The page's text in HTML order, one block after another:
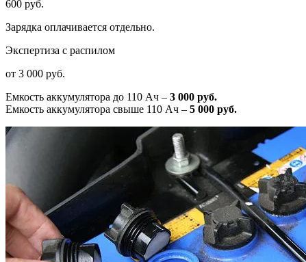
600 руб.
Зарядка оплачивается отдельно.
Экспертиза с распилом
от 3 000 руб.
Емкость аккумулятора до 110 Ач – 3 000 руб.
Емкость аккумулятора свыше 110 Ач – 5 000 руб.